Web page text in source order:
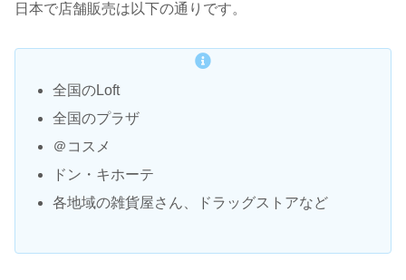
日本で店舗販売は以下の通りです。
全国のLoft
全国のプラザ
＠コスメ
ドン・キホーテ
各地域の雑貨屋さん、ドラッグストアなど